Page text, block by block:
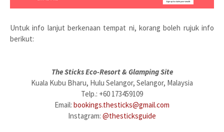
Untuk info lanjut berkenaan tempat ni, korang boleh rujuk info
berikut:
The Sticks Eco-Resort & Glamping Site
Kuala Kubu Bharu, Hulu Selangor, Selangor, Malaysia
Telp.: +60 173459109
Email: bookings.thesticks@gmail.com
Instagram: @thesticksguide